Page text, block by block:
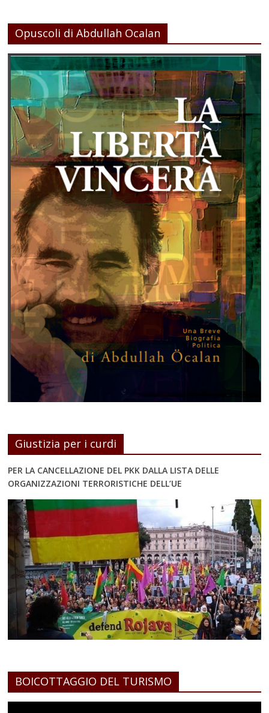
Opuscoli di Abdullah Ocalan
Giustizia per i curdi
PER LA CANCELLAZIONE DEL PKK DALLA LISTA DELLE
ORGANIZZAZIONI TERRORISTICHE DELL’UE
BOICOTTAGGIO DEL TURISMO